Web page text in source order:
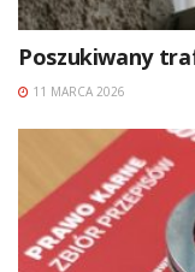
Poszukiwany
11 MARCA 2026